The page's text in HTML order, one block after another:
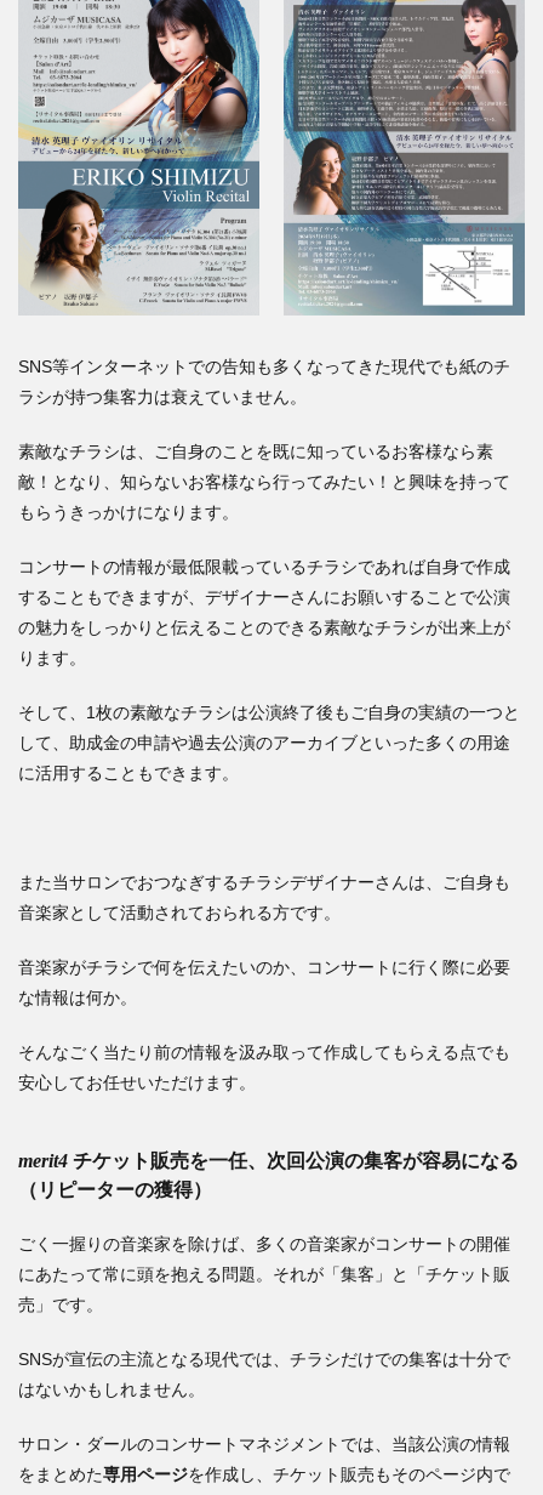
SNS等インターネットでの告知も多くなってきた現代でも紙のチ
ラシが持つ集客力は衰えていません。
素敵なチラシは、ご自身のことを既に知っているお客様なら素
敵！となり、知らないお客様なら行ってみたい！と興味を持って
もらうきっかけになります。
コンサートの情報が最低限載っているチラシであれば自身で作成
することもできますが、デザイナーさんにお願いすることで公演
の魅力をしっかりと伝えることのできる素敵なチラシが出来上が
ります。
そして、1枚の素敵なチラシは公演終了後もご自身の実績の一つと
して、助成金の申請や過去公演のアーカイブといった多くの用途
に活用することもできます。
また当サロンでおつなぎするチラシデザイナーさんは、ご自身も
音楽家として活動されておられる方です。
音楽家がチラシで何を伝えたいのか、コンサートに行く際に必要
な情報は何か。
そんなごく当たり前の情報を汲み取って作成してもらえる点でも
安心してお任せいただけます。
merit4 チケット販売を一任、次回公演の集客が容易になる
（リピーターの獲得）
ごく一握りの音楽家を除けば、多くの音楽家がコンサートの開催
にあたって常に頭を抱える問題。それが「集客」と「チケット販
売」です。
SNSが宣伝の主流となる現代では、チラシだけでの集客は十分で
はないかもしれません。
サロン・ダールのコンサートマネジメントでは、当該公演の情報
をまとめた専用ページを作成し、チケット販売もそのページ内で